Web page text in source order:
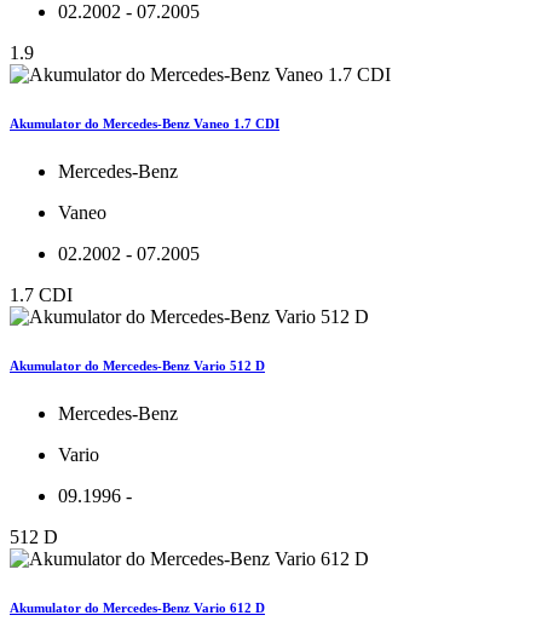
02.2002 - 07.2005
1.9
Akumulator do Mercedes-Benz Vaneo 1.7 CDI
Mercedes-Benz
Vaneo
02.2002 - 07.2005
1.7 CDI
Akumulator do Mercedes-Benz Vario 512 D
Mercedes-Benz
Vario
09.1996 -
512 D
Akumulator do Mercedes-Benz Vario 612 D